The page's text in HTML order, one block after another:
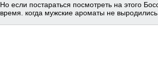
Но если постараться посмотреть на этого
время. когда мужские ароматы не